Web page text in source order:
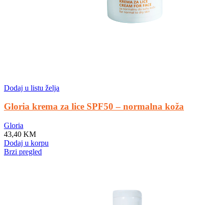
Dodaj u listu želja
Gloria krema za lice SPF50 – normalna koža
Gloria
43,40 KM
Dodaj u korpu
Brzi pregled